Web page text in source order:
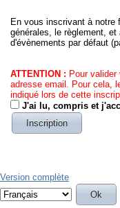
En vous inscrivant à notre
générales, le règlement,
d'évènements par défaut
ATTENTION : Pour
adresse email. Pour cela,
indiqué lors de cette
J'ai lu, compris et
Version complète